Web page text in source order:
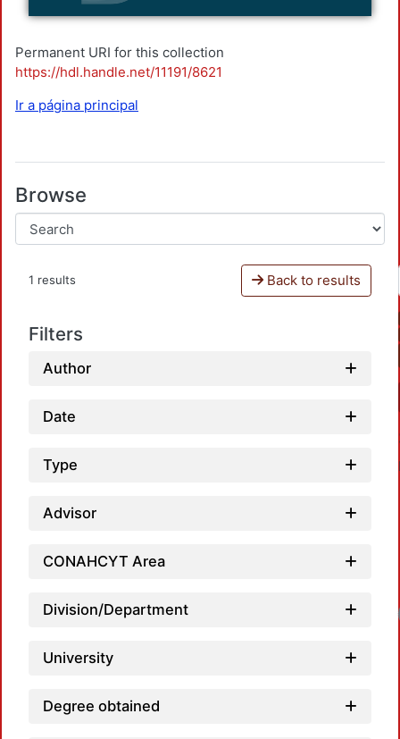
Permanent URI for this collection
https://hdl.handle.net/11191/8621
Ir a página principal
Browse
1 results Back to results
Filters
Author
Date
Type
Advisor
CONAHCYT Area
Division/Department
University
Degree obtained